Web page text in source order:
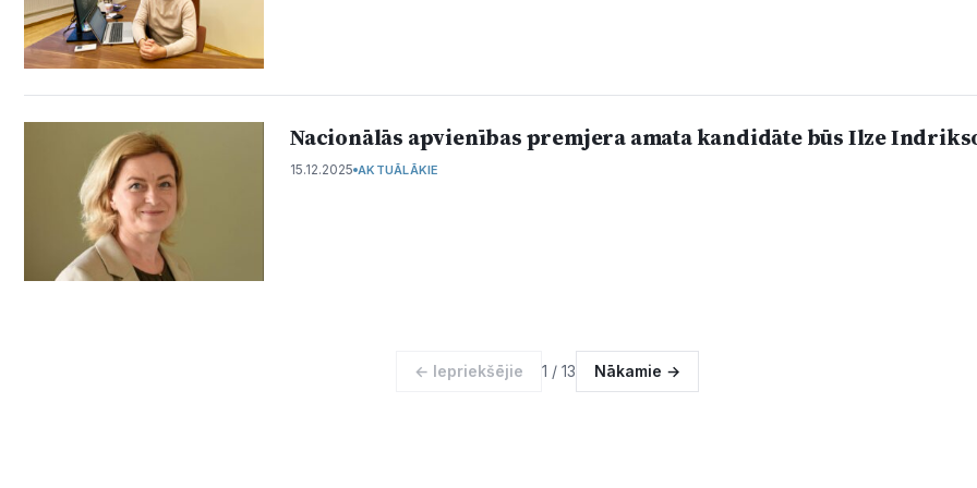
Nacionālās apvienības premjera amata kandidāte būs Ilze
15.12.2025 AKTUĀLĀKIE
← Iepriekšējie 1 / 13 Nākamie →